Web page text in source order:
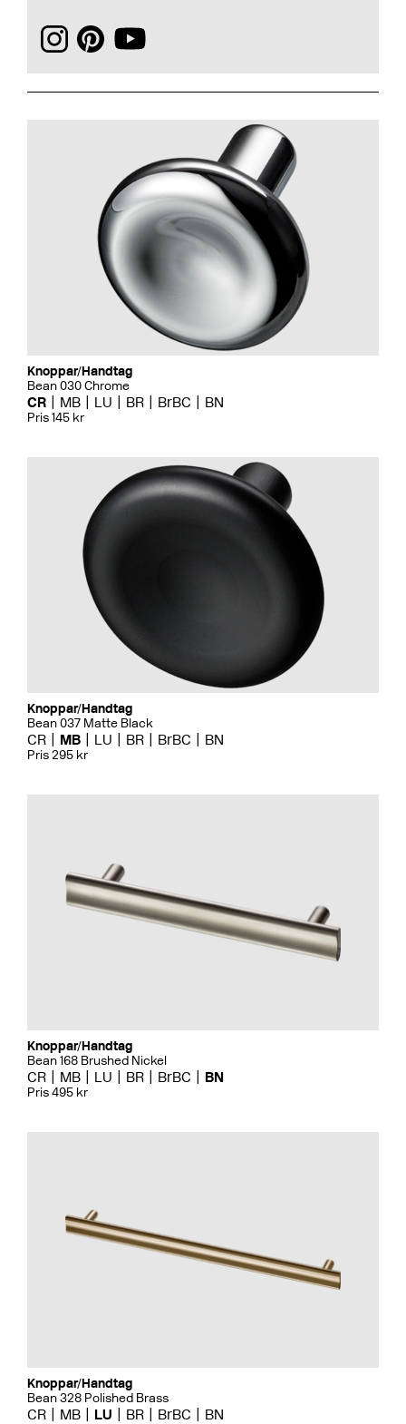
Knoppar/Handtag
Bean 030 Chrome
CR MB LU BR BrBC BN
Pris 145 kr
Knoppar/Handtag
Bean 037 Matte Black
CR MB LU BR BrBC BN
Pris 295 kr
Knoppar/Handtag
Bean 168 Brushed Nickel
CR MB LU BR BrBC BN
Pris 495 kr
Knoppar/Handtag
Bean 328 Polished Brass
CR MB LU BR BrBC BN